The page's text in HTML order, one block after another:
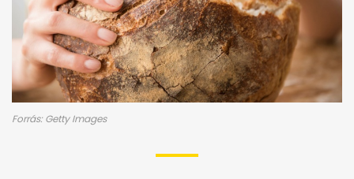
Forrás: Getty Images